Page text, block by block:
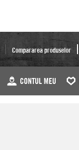
Compararea produselor
CONTUL MEU